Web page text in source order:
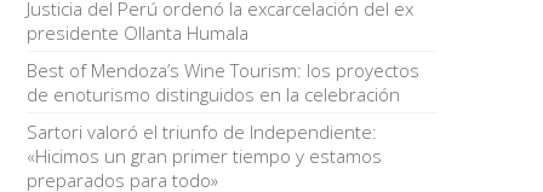
Justicia del Perú ordenó la excarcelación del ex
presidente Ollanta Humala
Best of Mendoza’s Wine Tourism: los proyectos
de enoturismo distinguidos en la celebración
Sartori valoró el triunfo de Independiente:
«Hicimos un gran primer tiempo y estamos
preparados para todo»